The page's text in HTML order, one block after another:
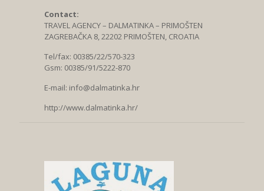
Contact:
TRAVEL AGENCY – DALMATINKA – PRIMOŠTEN
ZAGREBAČKA 8, 22202 PRIMOŠTEN, CROATIA
Tel/fax: 00385/22/570-323
Gsm: 00385/91/5222-870
E-mail: info@dalmatinka.hr
http://www.dalmatinka.hr/